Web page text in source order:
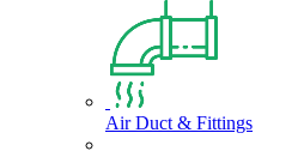
Air Duct & Fittings